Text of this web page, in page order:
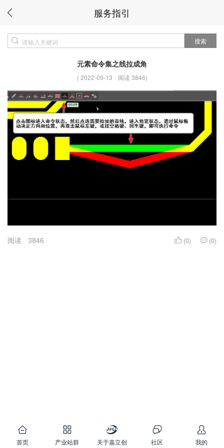
服务指引
搜索
元素命令集之线拉成角
(2022-09-13 阅读 3846)
阅读 3846 (0) (0)
首页 产业站群 关于嘉立创 社区 我的